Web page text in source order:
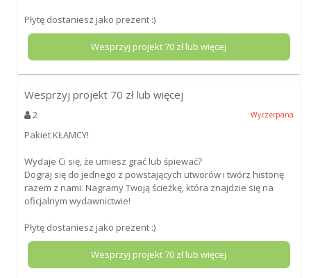
Płytę dostaniesz jako prezent :)
Wesprzyj projekt70 zł lub więcej
Wesprzyj projekt 70 zł lub więcej
2 Wyczerpana
Pakiet KŁAMCY!
Wydaje Ci się, że umiesz grać lub śpiewać?
Dograj się do jednego z powstających utworów i twórz historię
razem z nami. Nagramy Twoją ścieżkę, która znajdzie się na
oficjalnym wydawnictwie!
Płytę dostaniesz jako prezent :)
Wesprzyj projekt70 zł lub więcej